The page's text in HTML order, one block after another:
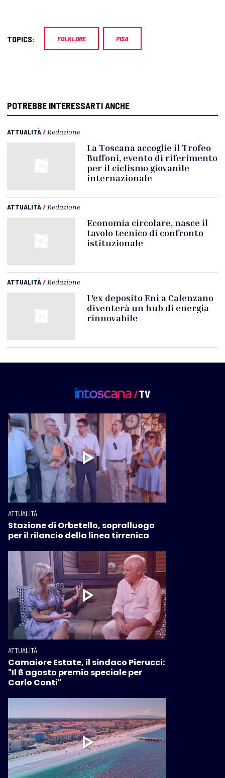
TOPICS: FOLKLORE PISA
POTREBBE INTERESSARTI ANCHE
ATTUALITÀ/ Redazione
La Toscana accoglie il Trofeo
Buffoni, evento di riferimento
per il ciclismo giovanile
internazionale
ATTUALITÀ/ Redazione
Economia circolare, nasce il
tavolo tecnico di confronto
istituzionale
ATTUALITÀ/ Redazione
L'ex deposito Eni a Calenzano
diventerà un hub di energia
rinnovabile
ATTUALITÀ
Stazione di Orbetello, sopralluogo
per il rilancio della linea tirrenica
ATTUALITÀ
Camaiore Estate, il sindaco Pierucci:
"Il 6 agosto premio speciale per
Carlo Conti"